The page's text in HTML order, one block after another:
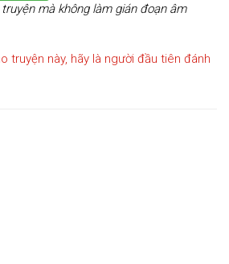
mà không làm gián đoạn âm
truyện này, hãy là người đầu tiên đánh